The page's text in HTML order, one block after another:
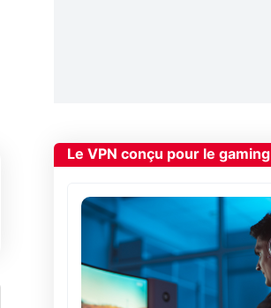
Le VPN conçu pour le gaming